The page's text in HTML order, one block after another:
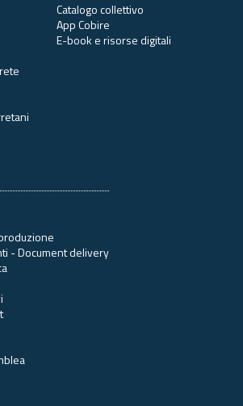
Catalogo collettivo
App Cobire
E-book e risorse digitali
- Document delivery